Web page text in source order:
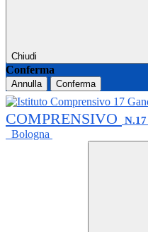
Chiudi
Conferma
Annulla Conferma
COMPRENSIVO
Bologna